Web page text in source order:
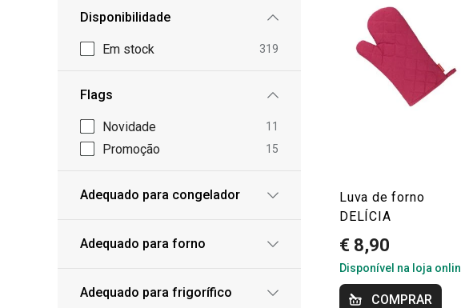
Disponibilidade
Em stock 319
Flags
Novidade 11
Promoção 15
Adequado para congelador
Adequado para forno
Adequado para frigorífico
Luva de forno
DELÍCIA
€ 8,90
Disponível na loja
COMPRAR